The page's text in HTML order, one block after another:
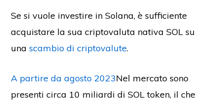
Se si vuole investire in Solana, è sufficiente
acquistare la sua criptovaluta nativa SOL su
unascambio di criptovalute.
A partire da agosto 2023Nel mercato sono
presenti circa 10 miliardi di SOL token, il che